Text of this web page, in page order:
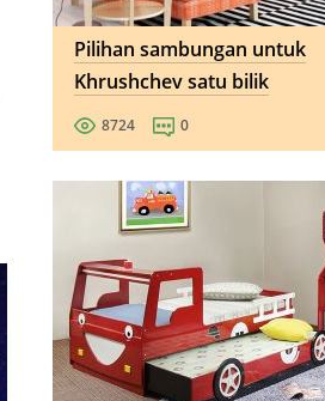
Pilihan sambungan untuk
Khrushchev satu bilik
8724 0